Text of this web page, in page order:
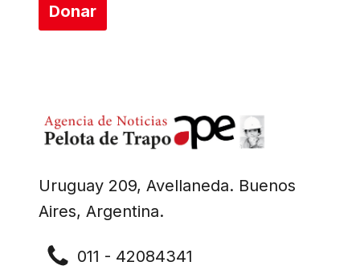
Uruguay 209, Avellaneda. Buenos
Aires, Argentina.
011 - 42084341
Donar